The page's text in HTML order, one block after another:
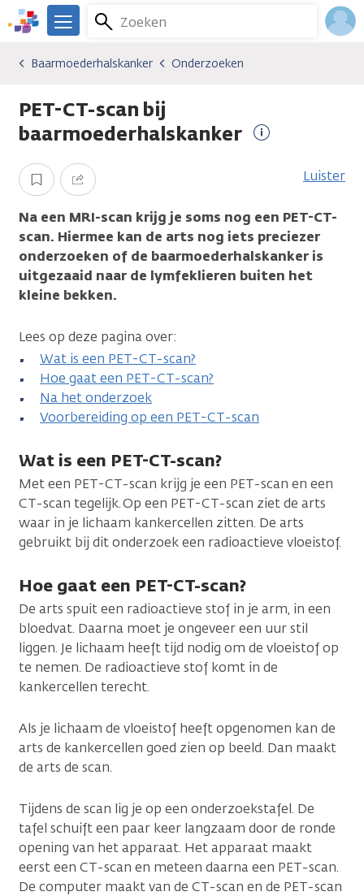
Overslaan
en
gaan
We
er
je.
Kanker.nl
Zoeken
Menu
Kankersoorten
Baarmoederhalskanker
Onderzoeken
Baarmoederhalskanker Onderzoeken
PET-CT-scan bij
baarmoederhalskanker
informatie
Opslaan Delen Luister
Na een MRI-scan krijg je soms nog een PET-CT-
scan. Hiermee kan de arts nog iets preciezer
onderzoeken of de baarmoederhalskanker is
uitgezaaid naar de lymfeklieren buiten het
kleine bekken.
Lees op deze pagina over:
Wat is een PET-CT-scan?
Hoe gaat een PET-CT-scan?
Na het onderzoek
Voorbereiding op een PET-CT-scan
Wat is een PET-CT-scan?
Met een PET-CT-scan krijg je een PET-scan en een
CT-scan tegelijk. Op een PET-CT-scan ziet de arts
waar in je lichaam kankercellen zitten. De arts
gebruikt bij dit onderzoek een radioactieve vloeistof.
Hoe gaat een PET-CT-scan?
De arts spuit een radioactieve stof in je arm, in een
bloedvat. Daarna moet je ongeveer een uur stil
liggen. Je lichaam heeft tijd nodig om de vloeistof op
te nemen. De radioactieve stof komt in de
kankercellen terecht.
Als je lichaam de vloeistof heeft opgenomen kan de
arts de kankercellen goed zien op beeld. Dan maakt
de arts de scan.
Tijdens de scan lig je op een onderzoekstafel. De
tafel schuift een paar keer langzaam door de ronde
opening van het apparaat. Het apparaat maakt
eerst een CT-scan en meteen daarna een PET-scan.
De computer maakt van de CT-scan en de PET-scan